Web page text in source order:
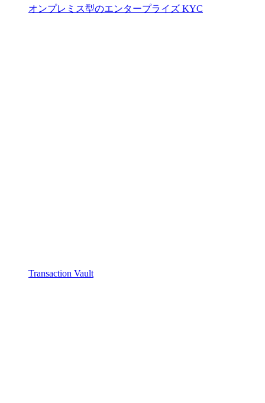
オンプレミス型のエンタープライズ KYC
Transaction Vault